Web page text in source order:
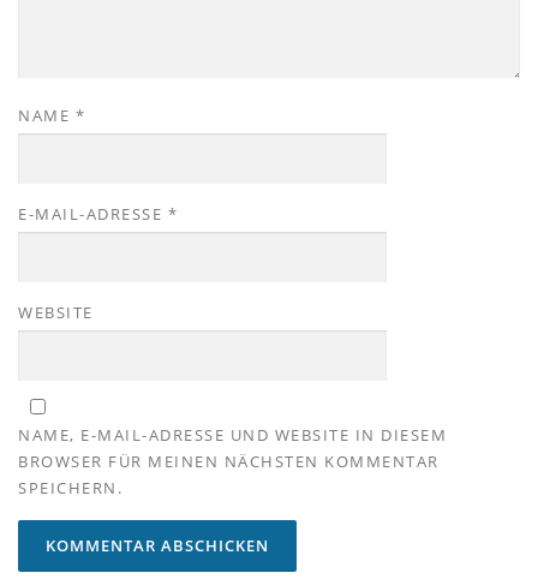
NAME *
E-MAIL-ADRESSE *
WEBSITE
NAME, E-MAIL-ADRESSE UND WEBSITE IN DIESEM
BROWSER FÜR MEINEN NÄCHSTEN KOMMENTAR
SPEICHERN.